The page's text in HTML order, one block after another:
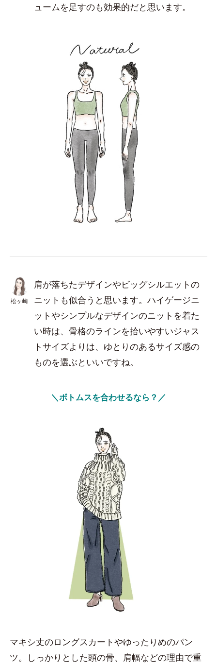
ュームを足すのも効果的だと思います。
松ヶ崎
肩が落ちたデザインやビッグシルエットの
ニットも似合うと思います。ハイゲージニ
ットやシンプルなデザインのニットを着た
い時は、骨格のラインを拾いやすいジャス
トサイズよりは、ゆとりのあるサイズ感の
ものを選ぶといいですね。
＼ボトムスを合わせるなら？／
マキシ丈のロングスカートやゆったりめのパン
ツ。しっかりとした頭の骨、肩幅などの理由で重